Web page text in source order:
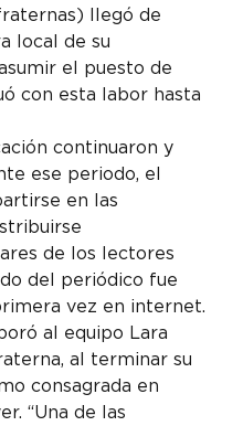
llegó de
local de su
el puesto de
con esta labor hasta
continuaron y
ese periodo, el
en las
de los lectores
del periódico fue
vez en internet.
al equipo Lara
al terminar su
consagrada en
“Una de las